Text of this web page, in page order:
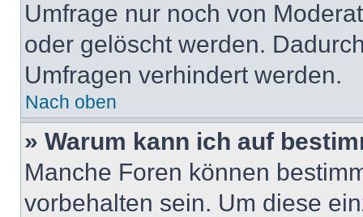
Umfrage nur noch von
oder gelöscht werden.
Umfragen verhindert werden.
Nach oben
» Warum kann ich auf
Manche Foren können
vorbehalten sein. Um diese